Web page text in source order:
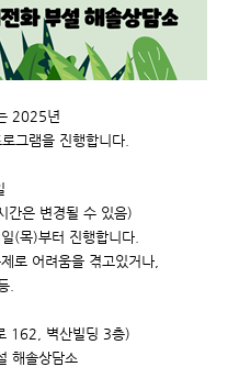
2025년
그램을 진행합니다.
간은 변경될 수 있음)
터 진행합니다.
로 어려움을 겪고있거나,
.
162, 벽산빌딩 3층)
해솔상담소